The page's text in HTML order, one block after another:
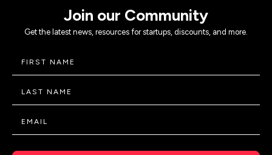
Join our Community
Get the latest news, resources for startups, discounts, and more.